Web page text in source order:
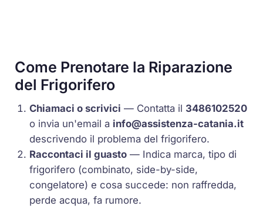
Come Prenotare la Riparazione
del Frigorifero
Chiamaci o scrivici — Contatta il 3486102520
o invia un'email a info@assistenza-catania.it
descrivendo il problema del frigorifero.
Raccontaci il guasto — Indica marca, tipo di
frigorifero (combinato, side-by-side,
congelatore) e cosa succede: non raffredda,
perde acqua, fa rumore.